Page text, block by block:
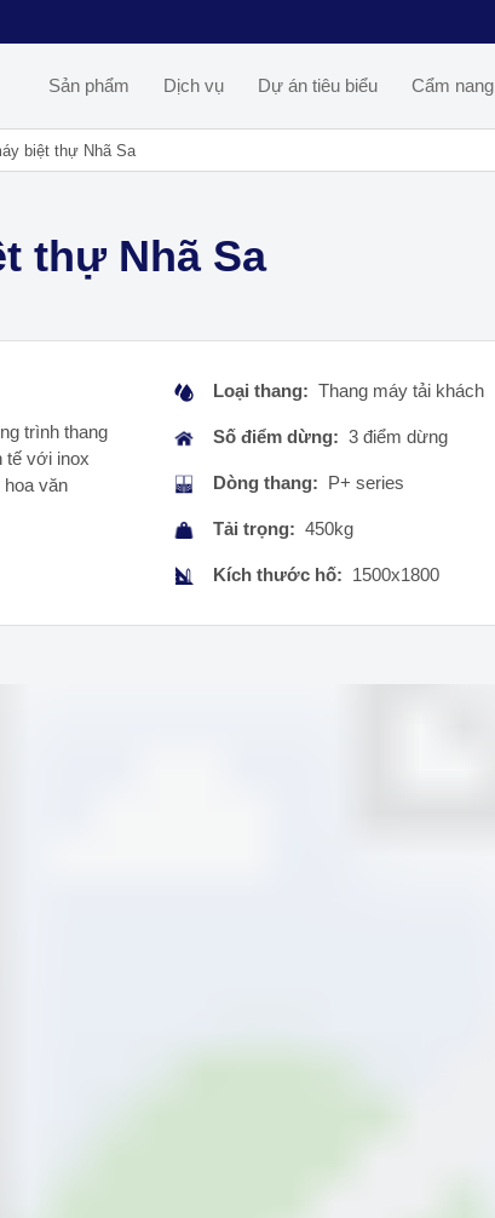
Sản phẩm Dịch vụ Dự án tiêu biểu Cẩm nang
biệt thự Nhã Sa
thự Nhã Sa
trình thang
tế với inox
văn
Loại thang: Thang máy tải khách
Số điểm dừng: 3 điểm dừng
Dòng thang: P+ series
Tải trọng: 450kg
Kích thước hố: 1500x1800